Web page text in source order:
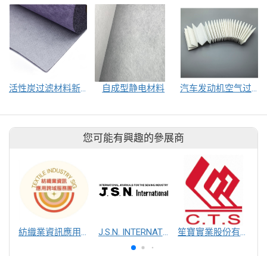
活性炭过滤材料新能源和氢能源车用 自成型静电材料 汽车发动机空气过滤用过滤材料
您可能有興趣的參展商
J.S.N. INTERNATIONAL, INC.